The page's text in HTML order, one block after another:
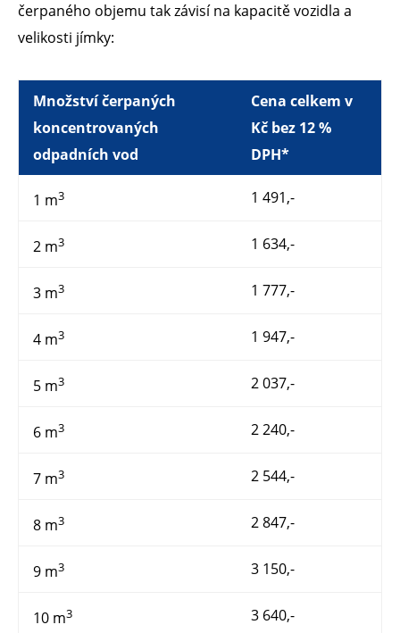
čerpaného objemu tak závisí na kapacitě vozidla a
velikosti jímky:
Množství čerpaných
koncentrovaných
odpadních vod
Cena celkem v
Kč bez 12 %
DPH*
1 m3 1 491,-
2 m3 1 634,-
3 m3 1 777,-
4 m3 1 947,-
5 m3 2 037,-
6 m3 2 240,-
7 m3 2 544,-
8 m3 2 847,-
9 m3 3 150,-
10 m3 3 640,-